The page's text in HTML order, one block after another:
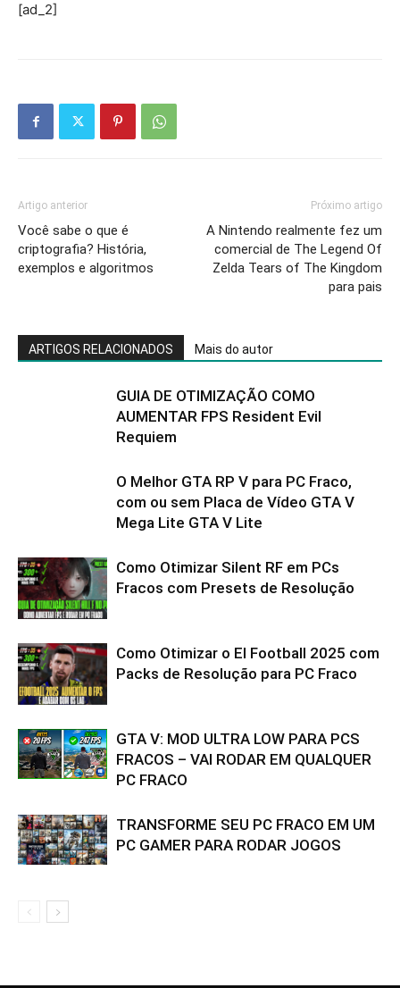
[ad_2]
Artigo anterior
Você sabe o que é
criptografia? História,
exemplos e algoritmos
Próximo artigo
A Nintendo realmente fez um
comercial de The Legend Of
Zelda Tears of The Kingdom
para pais
ARTIGOS RELACIONADOS Mais do autor
GUIA DE OTIMIZAÇÃO COMO
AUMENTAR FPS Resident Evil
Requiem
O Melhor GTA RP V para PC Fraco,
com ou sem Placa de Vídeo GTA V
Mega Lite GTA V Lite
Como Otimizar Silent RF em PCs
Fracos com Presets de Resolução
Como Otimizar o El Football 2025 com
Packs de Resolução para PC Fraco
GTA V: MOD ULTRA LOW PARA PCS
FRACOS – VAI RODAR EM QUALQUER
PC FRACO
TRANSFORME SEU PC FRACO EM UM
PC GAMER PARA RODAR JOGOS